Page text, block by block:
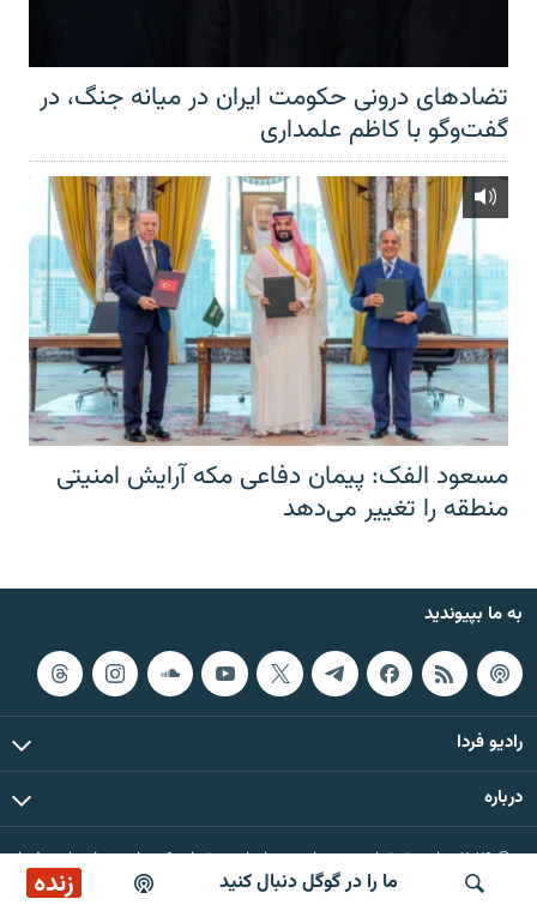
ما را در گوگل دنبال کنید زنده صبح‌نگار
تضادهای درونی حکومت ایران در میانه جنگ، در
گفت‌‌وگو با کاظم علمداری
مسعود الفک: پیمان دفاعی مکه آرایش امنیتی
منطقه را تغییر می‌دهد
به ما بپیوندید
رادیو فردا
درباره
© ۲۰۲۶ تمام حقوق این وب‌سایت، بر اساس مقررات کپی‌رایت، برای رادیو فردا
محفوظ است.